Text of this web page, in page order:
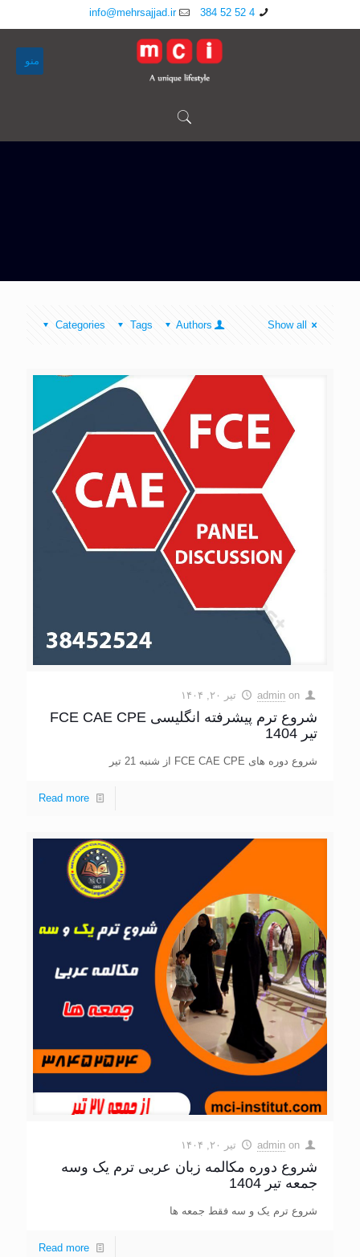
4 52 52 384
info@mehrsajjad.ir
منو
Categories Tags Authors Show all
admin on تیر ۲۰, ۱۴۰۴
شروع ترم پیشرفته انگلیسی FCE CAE CPE
تیر 1404
شروع دوره های FCE CAE CPE از شنبه 21 تیر
Read more
admin on تیر ۲۰, ۱۴۰۴
شروع دوره مکالمه زبان عربی ترم یک وسه
جمعه تیر 1404
شروع ترم یک و سه فقط جمعه ها
Read more